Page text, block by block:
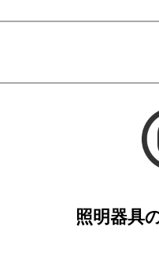
照明器具